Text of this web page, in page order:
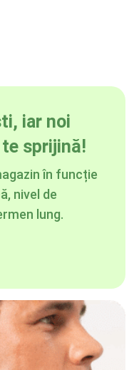
iar noi
sprijină!
în funcție
nivel de
lung.